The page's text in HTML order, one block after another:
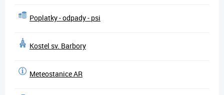
Poplatky - odpady - psi
Kostel sv. Barbory
Meteostanice AR